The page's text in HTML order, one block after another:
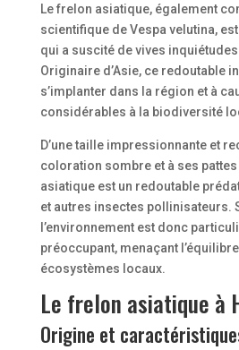
Le frelon asiatique, également
scientifique de Vespa velutina,
qui a suscité de vives
Originaire d’Asie, ce redoutable
s’implanter dans la région et à
considérables à la biodiversité
D’une taille impressionnante et
coloration sombre et à ses
asiatique est un redoutable
et autres insectes pollinisateurs.
l’environnement est donc
préoccupant, menaçant
écosystèmes locaux.
Le frelon asiatique à
Origine et